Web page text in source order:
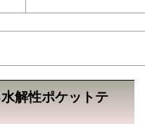
解性ポケットテ